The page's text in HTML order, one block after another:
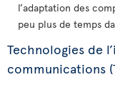
l’adaptation des
peu plus de temps
Technologies de
communications